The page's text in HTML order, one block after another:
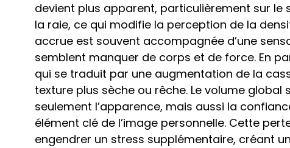
devient plus apparent, particulièrement sur
la raie, ce qui modifie la perception de la
accrue est souvent accompagnée d’une
semblent manquer de corps et de force. En
qui se traduit par une augmentation de la
texture plus sèche ou rêche. Le volume global
seulement l’apparence, mais aussi la
élément clé de l’image personnelle. Cette
engendrer un stress supplémentaire, créant